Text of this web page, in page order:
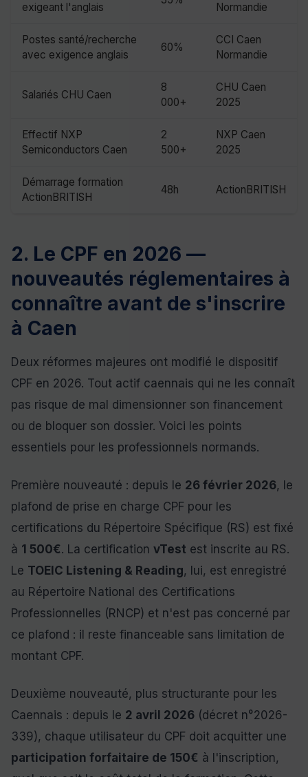
exigeant l'anglais Normandie
Postes santé/recherche
avec exigence anglais
60%
CCI Caen
Normandie
Salariés CHU Caen
8
000+
CHU Caen
2025
Effectif NXP
Semiconductors Caen
2
500+
NXP Caen
2025
Démarrage formation
ActionBRITISH
48h ActionBRITISH
2. Le CPF en 2026 —
nouveautés réglementaires à
connaître avant de s'inscrire
à Caen
Deux réformes majeures ont modifié le dispositif
CPF en 2026. Tout actif caennais qui ne les connaît
pas risque de mal dimensionner son financement
ou de bloquer son dossier. Voici les points
essentiels pour les professionnels normands.
Première nouveauté : depuis le 26 février 2026, le
plafond de prise en charge CPF pour les
certifications du Répertoire Spécifique (RS) est fixé
à 1 500€. La certification vTest est inscrite au RS.
Le TOEIC Listening & Reading, lui, est enregistré
au Répertoire National des Certifications
Professionnelles (RNCP) et n'est pas concerné par
ce plafond : il reste financeable sans limitation de
montant CPF.
Deuxième nouveauté, plus structurante pour les
Caennais : depuis le 2 avril 2026 (décret n°2026-
339), chaque utilisateur du CPF doit acquitter une
participation forfaitaire de 150€ à l'inscription,